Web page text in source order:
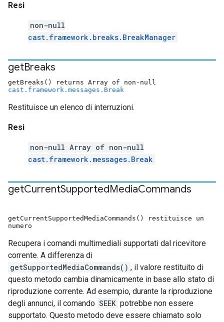
Resi
non-null
cast.framework.breaks.BreakManager
getBreaks
getBreaks() returns Array of non-null
cast.framework.messages.Break
Restituisce un elenco di interruzioni.
Resi
non-null Array of non-null
cast.framework.messages.Break
getCurrentSupportedMediaCommands
getCurrentSupportedMediaCommands() restituisce un
numero
Recupera i comandi multimediali supportati dal ricevitore
corrente. A differenza di
getSupportedMediaCommands() , il valore restituito di
questo metodo cambia dinamicamente in base allo stato di
riproduzione corrente. Ad esempio, durante la riproduzione
degli annunci, il comando SEEK potrebbe non essere
supportato. Questo metodo deve essere chiamato solo